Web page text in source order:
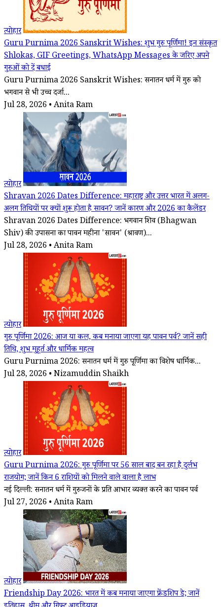
त्योहार
Guru Purnima 2026 Sanskrit Wishes: शुभ गुरु पूर्णिमा! इन संस्कृत
Shlokas, GIF Greetings, WhatsApp Messages के जरिए अपने
गुरुओं को दें बधाई
Guru Purnima 2026 Sanskrit Wishes: सनातन धर्म में गुरु को
भगवान से भी उच्च दर्जा...
Jul 28, 2026 • Anita Ram
त्योहार
Shravan 2026 Dates Difference: महाराष्ट्र और उत्तर भारत में अलग-
अलग तिथियों पर क्यों शुरू होता है सावन? जानें कारण और 2026 का कैलेंडर
Shravan 2026 Dates Difference: भगवान शिव (Bhagwan
Shiv) की उपासना का पावन महीना 'सावन' (श्रावण)...
Jul 28, 2026 • Anita Ram
त्योहार
गुरु पूर्णिमा 2026: आज या कल, कब मनाया जाएगा यह पावन पर्व? जानें सही
तिथि, शुभ मुहूर्त और धार्मिक महत्व
Guru Purnima 2026: सनातन धर्म में गुरु पूर्णिमा का विशेष धार्मिक...
Jul 28, 2026 • Nizamuddin Shaikh
त्योहार
Guru Purnima 2026: गुरु पूर्णिमा पर 56 साल बाद बन रहा है दुर्लभ
राजयोग; जानें किन 6 राशियों को मिलने वाले वाला है लाभ
नई दिल्ली: सनातन धर्म में गुरुजनों के प्रति आभार व्यक्त करने का पावन पर्व
Jul 27, 2026 • Anita Ram
त्योहार
Friendship Day 2026: भारत में कब मनाया जाएगा फ्रेंडशिप डे; जानें